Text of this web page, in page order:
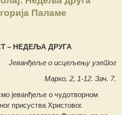
Паламе
– НЕДЕЉА ДРУГА
Јеванђеље о исцељењу узетог
Марко, 2, 1-12. Зач. 7.
јеванђеље о чудотворном
присуства Христовог.